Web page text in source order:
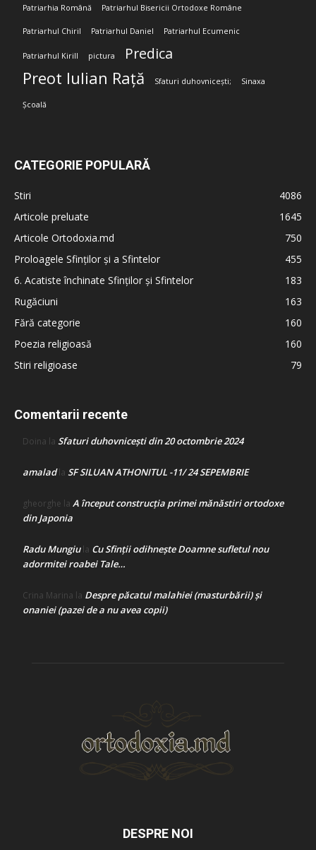
Patriarhia Română Patriarhul Bisericii Ortodoxe Române
Patriarhul Chiril Patriarhul Daniel Patriarhul Ecumenic
Patriarhul Kirill pictura Predica
Preot Iulian Rață Sfaturi duhovnicești; Sinaxa
Școală
CATEGORIE POPULARĂ
Stiri
4086
Articole preluate
1645
Articole Ortodoxia.md
750
Proloagele Sfinților și a Sfintelor
455
6. Acatiste închinate Sfinților și Sfintelor
183
Rugăciuni
163
Fără categorie
160
Poezia religioasă
160
Stiri religioase
79
Comentarii recente
Doina la Sfaturi duhovnicești din 20 octombrie 2024
amaladla SF SILUAN ATHONITUL -11/ 24 SEPEMBRIE
gheorghe la A început construcţia primei mănăstiri ortodoxe
din Japonia
Radu Mungiula Cu Sfinții odihnește Doamne sufletul nou
adormitei roabei Tale…
Crina Marina la Despre păcatul malahiei (masturbării) şi
onaniei (pazei de a nu avea copii)
DESPRE NOI